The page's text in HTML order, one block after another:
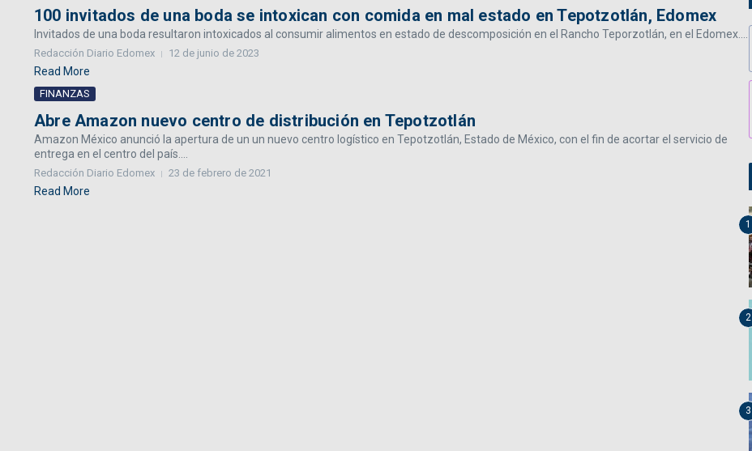
100 invitados de una boda se intoxican con comida en mal estado en Tepotzotlán, Edomex
Invitados de una boda resultaron intoxicados al consumir alimentos en estado de descomposición en el Rancho Teporzotlán, en el Edomex....
Redacción Diario Edomex 12 de junio de 2023
Read More
FINANZAS
Abre Amazon nuevo centro de distribución en Tepotzotlán
Amazon México anunció la apertura de un un nuevo centro logístico en Tepotzotlán, Estado de México, con el fin de acortar el servicio de
entrega en el centro del país....
Redacción Diario Edomex 23 de febrero de 2021
Read More
1
2
3